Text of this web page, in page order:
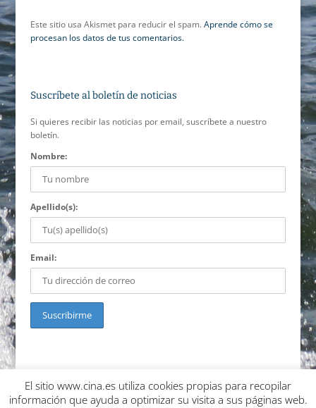
Este sitio usa Akismet para reducir el spam.Aprende cómo se
procesan los datos de tus comentarios.
Suscríbete al boletín de noticias
Si quieres recibir las noticias por email, suscríbete a nuestro
boletín.
Nombre:
Apellido(s):
Email:
Política de cookies
Política de privacidad
Condiciones de uso
El sitio www.cina.es utiliza cookies propias para recopilar
información que ayuda a optimizar su visita a sus páginas web.